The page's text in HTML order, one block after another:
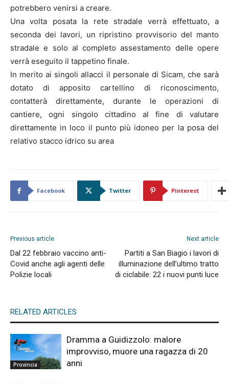
potrebbero venirsi a creare.
Una volta posata la rete stradale verrà effettuato, a
seconda dei lavori, un ripristino provvisorio del manto
stradale e solo al completo assestamento delle opere
verrà eseguito il tappetino finale.
In merito ai singoli allacci il personale di Sicam, che sarà
dotato di apposito cartellino di riconoscimento,
contatterà direttamente, durante le operazioni di
cantiere, ogni singolo cittadino al fine di valutare
direttamente in loco il punto più idoneo per la posa del
relativo stacco idrico su area
Facebook Twitter Pinterest
Previous article
Dal 22 febbraio vaccino anti-
Covid anche agli agenti delle
Polizie locali
Next article
Partiti a San Biagio i lavori di
illuminazione dell’ultimo tratto
di ciclabile: 22 i nuovi punti luce
RELATED ARTICLES
Provincia
Dramma a Guidizzolo: malore
improvviso, muore una ragazza di 20
anni